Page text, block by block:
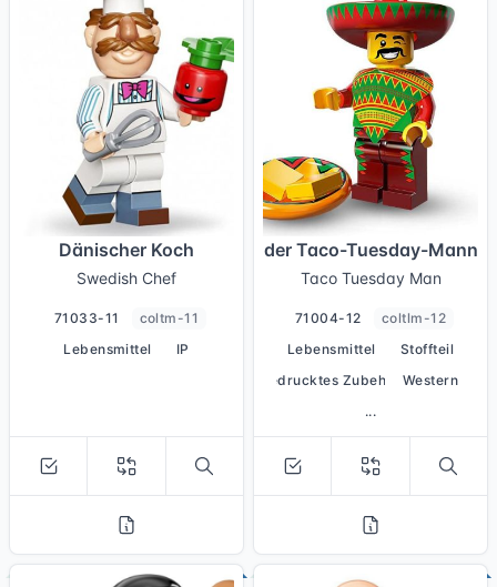
Dänischer Koch
Swedish Chef
71033-11
coltm-11
Lebensmittel
IP
der Taco-Tuesday-Mann
Taco Tuesday Man
71004-12
coltlm-12
Lebensmittel
Stoffteil
bedrucktes Zubehör
Western
...